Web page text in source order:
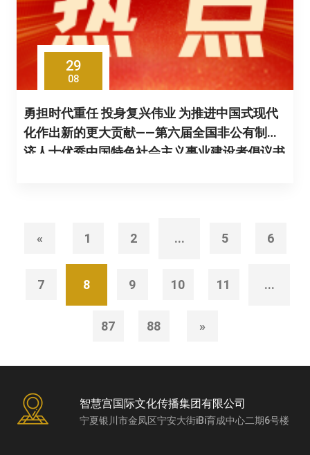
29
08
勇担时代重任 投身复兴伟业 为推进中国式现代
化作出新的更大贡献——第六届全国非公有制经
济人士优秀中国特色社会主义事业建设者倡议书
« 1 2 ... 5 6
7 8 9 10 11 ...
87 88 »
智慧宫国际文化传播集团有限公司
宁夏银川市金凤区宁安大街iBi育成中心二期6号楼